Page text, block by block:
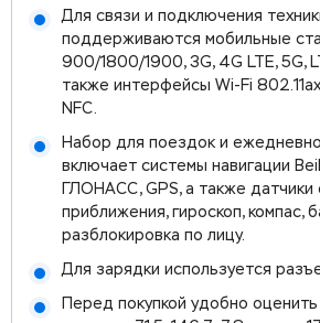
Для связи и подключения
поддерживаются мобильные
900/1800/1900, 3G, 4G LTE, 5G,
также интерфейсы Wi-Fi
NFC.
Набор для поездок и
включает системы навигации
ГЛОНАСС, GPS, а также
приближения, гироскоп, компас,
разблокировка по лицу.
Для зарядки используется
Перед покупкой удобно